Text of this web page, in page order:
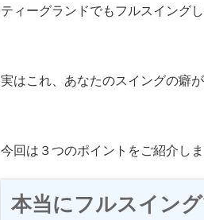
ティーグランドでもフルスイング
実はこれ、あなたのスイングの癖
今回は３つのポイントをご紹介しま
本当にフルスイン